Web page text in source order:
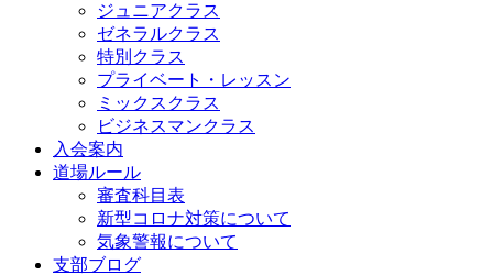
ジュニアクラス
ゼネラルクラス
特別クラス
プライベート・レッスン
ミックスクラス
ビジネスマンクラス
入会案内
道場ルール
審査科目表
新型コロナ対策について
気象警報について
支部ブログ